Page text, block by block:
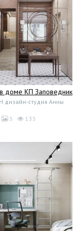
доме КП Заповедник
дизайн-студия Анны
5 133